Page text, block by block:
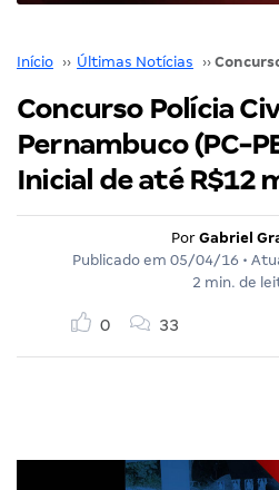
Início ›› Últimas Notícias ››
Concurso Polícia
Pernambuco (PC-
Inicial de até R$12
Por Gabriel
Publicado em 05/04/16 •
2 min. de
0 33